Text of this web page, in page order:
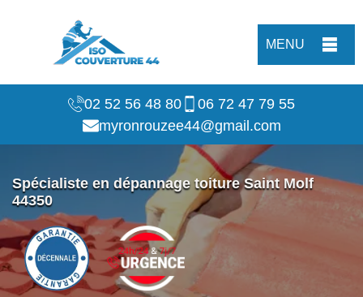
MENU
02 52 56 48 80
06 72 47 79 55
myronrouzee44@gmail.com
Spécialiste en dépannage toiture Saint Molf
44350